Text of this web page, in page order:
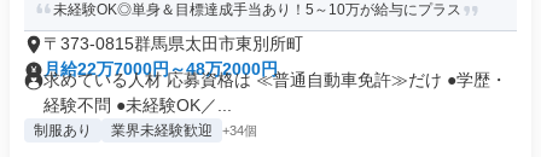
未経験OK◎単身＆目標達成手当あり！5～10万が給与にプラス
〒373-0815群馬県太田市東別所町
月給22万7000円～48万2000円
求めている人材 応募資格は ≪普通自動車免許≫だけ ●学歴・
経験不問 ●未経験OK／...
制服あり 業界未経験歓迎 +34個